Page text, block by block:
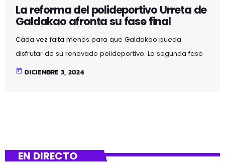
La reforma del polideportivo Urreta de
Galdakao afronta su fase final
Cada vez falta menos para que Galdakao pueda
disfrutar de su renovado polideportivo. La segunda fase
de las obras de reforma y ampliación ha comenzado
today DICIEMBRE 3, 2024
EN DIRECTO